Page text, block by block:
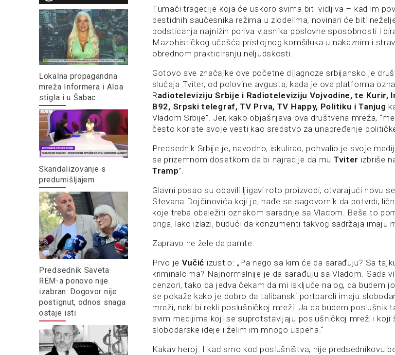
Lokalna propagandna
mreža Informera i Aloa
stigla i u Šabac
Skandalizovanje s
predumišljajem
Predsednik Saveta
REM-a ponovo nije
izabran: Dogovor nije
postignut, odnos snaga
ostaje isti
Tumači tragedije koja će uskoro svima biti vidljiva – kad im
bestidnih saučesnika režima u zlodelima, novinari će biti
podsticanja najnižih poriva vlasnika poslovne sposobnosti i
Mazohističkog učešća pristojnog komšiluka u nakaznim i
obrednom prakticiranju neljudskosti.
Gotovo sve značajke ove početne dijagnoze srbijansko je
slučaja Tviter, od polovine avgusta, kada je ova platforma
Radioteleviziju Srbije i Radioteleviziju Vojvodine, te Kurir,
B92, Srpski telegraf, TV Prva, TV Happy, Politiku i Tanjug
Vladom Srbije”. Jer, kako objašnjava ova društvena mreža,
često koriste svoje vesti kao sredstvo za unapređenje
Predsednik Srbije je, navodno, iskulirao, pohvalio je svoje
se prizemnom dosetkom da bi najradije da mu Tviter izbriše
Tramp”.
Glavni posao su obavili ljigavi roto proizvodi, otvarajući novu
Stevana Dojčinovića koji je, nađe se sagovornik da potvrdi,
koje treba obeležiti oznakom saradnje sa Vladom. Beše to
briga, lako izlazi, budući da konzumenti takvog sadržaja imaju
Zapravo ne žele da pamte.
Prvo je Vučić izustio: „Pa nego sa kim će da sarađuju? Sa
kriminalcima? Najnormalnije je da sarađuju sa Vladom. Sada
cenzori, tako da jedva čekam da mi isključe nalog, da budem
se pokaže kako je dobro da talibanski portparoli imaju
mreži, neki bi rekli poslušničkoj mreži. Ja da budem poslušnik
svim medijima koji se suprotstavljaju poslušničkoj mreži i koji
slobodarske ideje i želim im mnogo uspeha.“
Kakav heroj. I kad smo kod poslušništva, nije predsednikovu